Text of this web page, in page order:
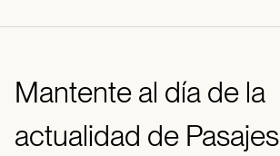
Mantente al día de la
actualidad de Pasajes